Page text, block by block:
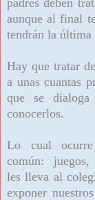
aunque al final
tendrán la última
Hay que tratar
a unas cuantas
que se
conocerlos.
Lo cual
común: juegos,
les lleva al
exponer